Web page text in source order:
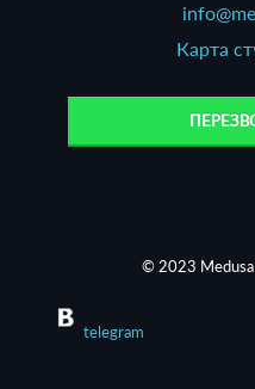
Карта
© 2023 Medusa
telegram